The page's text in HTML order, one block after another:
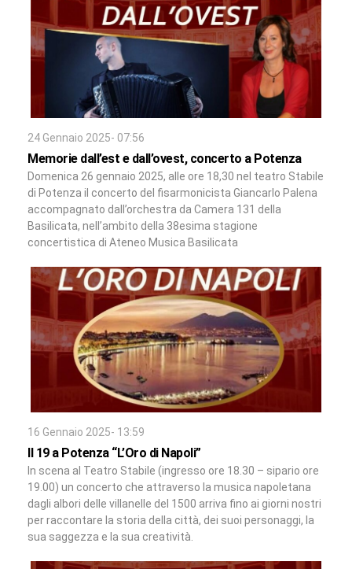
24 Gennaio 2025- 07:56
Memorie dall’est e dall’ovest, concerto a Potenza
Domenica 26 gennaio 2025, alle ore 18,30 nel teatro Stabile
di Potenza il concerto del fisarmonicista Giancarlo Palena
accompagnato dall’orchestra da Camera 131 della
Basilicata, nell’ambito della 38esima stagione
concertistica di Ateneo Musica Basilicata
16 Gennaio 2025- 13:59
Il 19 a Potenza “L’Oro di Napoli”
In scena al Teatro Stabile (ingresso ore 18.30 – sipario ore
19.00) un concerto che attraverso la musica napoletana
dagli albori delle villanelle del 1500 arriva fino ai giorni nostri
per raccontare la storia della città, dei suoi personaggi, la
sua saggezza e la sua creatività.